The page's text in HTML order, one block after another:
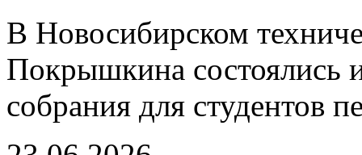
В Новосибирском
Покрышкина состоялись
собрания для студентов